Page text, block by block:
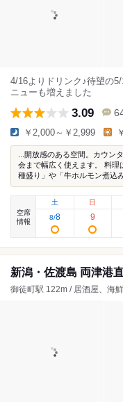
4/16よりドリンク♪待望の
ニューも増えました
3.09
￥2,000～￥2,999
...開放感のある空間。カウン
会まで幅広く使えます。 料理
種盛り」や「牛ホルモン煮込み
空席
情報
土
8/8
日
9
新潟・佐渡島 両津港
御徒町駅 122m / 居酒屋、海